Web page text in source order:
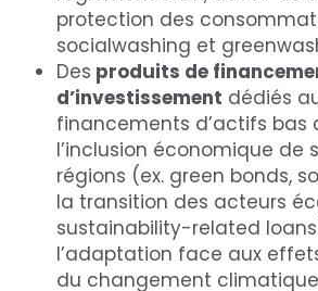
protection des
socialwashing et
Des produits de
d’investissement dédiés
financements d’actifs bas
l’inclusion économique de
régions (ex. green bonds,
la transition des acteurs
sustainability-related
l’adaptation face aux
du changement